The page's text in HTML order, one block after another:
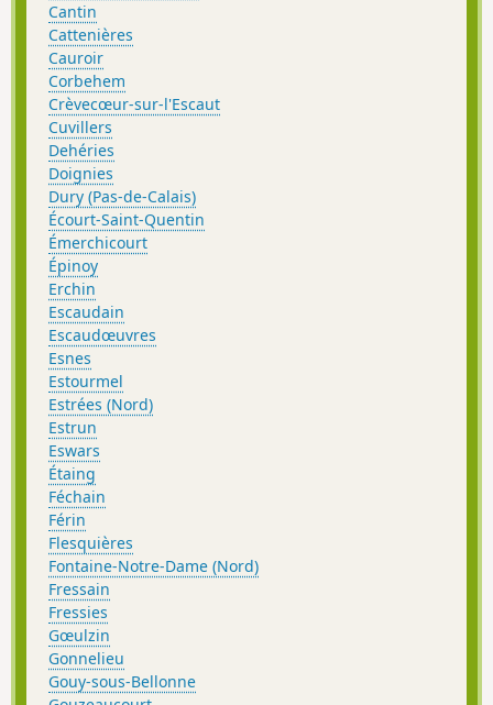
Cantin
Cattenières
Cauroir
Corbehem
Crèvecœur-sur-l'Escaut
Cuvillers
Dehéries
Doignies
Dury (Pas-de-Calais)
Écourt-Saint-Quentin
Émerchicourt
Épinoy
Erchin
Escaudain
Escaudœuvres
Esnes
Estourmel
Estrées (Nord)
Estrun
Eswars
Étaing
Féchain
Férin
Flesquières
Fontaine-Notre-Dame (Nord)
Fressain
Fressies
Gœulzin
Gonnelieu
Gouy-sous-Bellonne